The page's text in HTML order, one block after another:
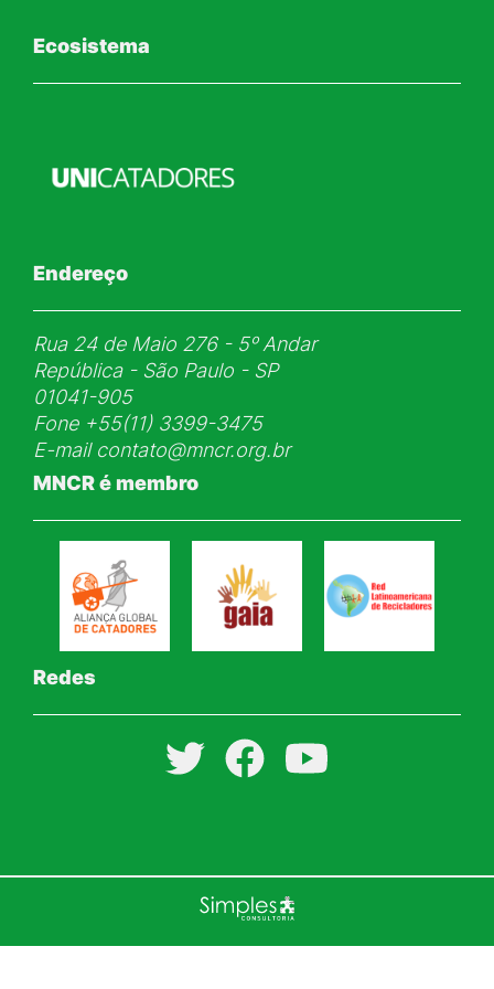
Ecosistema
Endereço
Rua 24 de Maio 276 - 5ᵒ Andar
República - São Paulo - SP
01041-905
Fone+55(11) 3399-3475
E-mail contato@mncr.org.br
MNCR é membro
Redes